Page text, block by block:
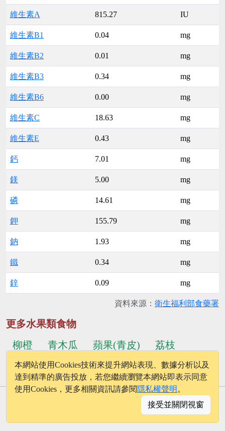
維生素A 815.27 IU
維生素B1 0.04 mg
維生素B2 0.01 mg
維生素B3 0.34 mg
維生素B6 0.00 mg
維生素C 18.63 mg
維生素E 0.43 mg
鈣 7.01 mg
鎂 5.00 mg
磷 14.61 mg
鉀 155.79 mg
鈉 1.93 mg
鐵 0.34 mg
鋅 0.09 mg
資料來源： 衛生福利部食藥署
更多水果類食物
柳橙
青木瓜 蘋果(青皮)
荔枝
小番茄(紅色系)
檸檬汁(綠皮) ...更多食物
© 2026 - onelife.tw
隱私權政策│聯絡我們
本網站使用Cookies技術來提升網站表現、數據分析以及
達到精準的廣告投放，若您繼續瀏覽本網站即表示同意
使用Cookies，更多相關資訊請參閱 隱私權聲明 。
接受並關閉視窗